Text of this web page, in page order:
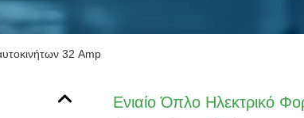
32 Amp
Ενιαίο Όπλο Ηλεκτρικό